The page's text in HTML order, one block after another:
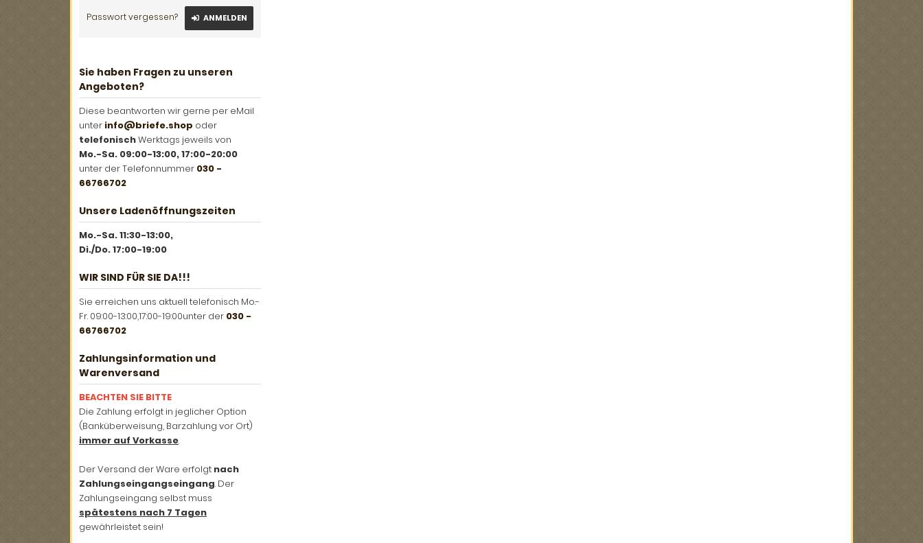
Passwort vergessen? ANMELDEN
Sie haben Fragen zu unseren
Angeboten?
Diese beantworten wir gerne per eMail
unter info@briefe.shop oder
telefonischWerktags jeweils von
Mo.-Sa. 09:00-13:00, 17:00-20:00
unter der Telefonnummer 030 -
66766702
Unsere Ladenöffnungszeiten
Mo.-Sa. 11:30-13:00,
Di./Do. 17:00-19:00
WIR SIND FÜR SIE DA!!!
Sie erreichen uns aktuell telefonisch Mo.-
Fr. 09:00-13:00,17:00-19:00unter der 030 -
66766702
Zahlungsinformation und
Warenversand
BEACHTEN SIE BITTE
Die Zahlung erfolgt in jeglicher Option
(Banküberweisung, Barzahlung vor Ort)
immer auf Vorkasse.
Der Versand der Ware erfolgt nach
Zahlungseingangseingang. Der
Zahlungseingang selbst muss
spätestens nach 7 Tagen
gewährleistet sein!